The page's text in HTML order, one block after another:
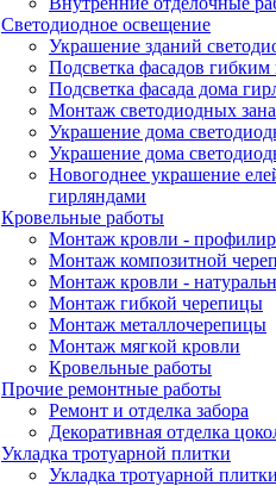
Светодиодное освещение
Украшение зданий
Подсветка фасадов
Подсветка фасада дома
Монтаж светодиодных
Украшение дома
Украшение дома
Новогоднее украшение
гирляндами
Кровельные работы
Монтаж кровли -
Монтаж композитной
Монтаж кровли -
Монтаж гибкой черепицы
Монтаж металлочерепицы
Монтаж мягкой кровли
Кровельные работы
Прочие ремонтные работы
Ремонт и отделка забора
Декоративная отделка
Укладка тротуарной плитки
Укладка тротуарной плитки